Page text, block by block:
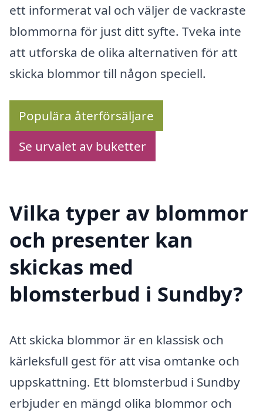
ett informerat val och väljer de vackraste
blommorna för just ditt syfte. Tveka inte
att utforska de olika alternativen för att
skicka blommor till någon speciell.
Populära återförsäljare
Se urvalet av buketter
Vilka typer av blommor
och presenter kan
skickas med
blomsterbud i Sundby?
Att skicka blommor är en klassisk och
kärleksfull gest för att visa omtanke och
uppskattning. Ett blomsterbud i Sundby
erbjuder en mängd olika blommor och